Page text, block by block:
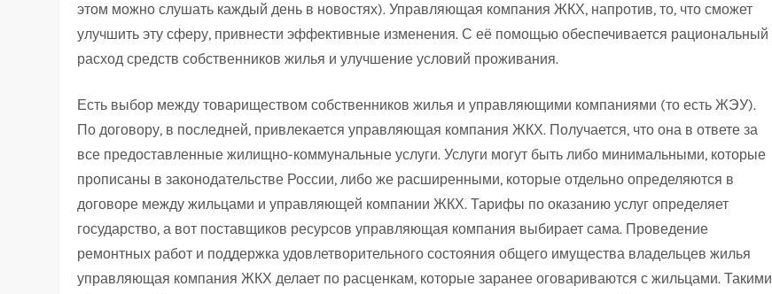
этом можно слушать каждый день в новостях). Управляющая компания ЖКХ, напротив, то, что сможет
улучшить эту сферу, привнести эффективные изменения. С её помощью обеспечивается рациональный
расход средств собственников жилья и улучшение условий проживания.
Есть выбор между товариществом собственников жилья и управляющими компаниями (то есть ЖЭУ).
По договору, в последней, привлекается управляющая компания ЖКХ. Получается, что она в ответе за
все предоставленные жилищно-коммунальные услуги. Услуги могут быть либо минимальными, которые
прописаны в законодательстве России, либо же расширенными, которые отдельно определяются в
договоре между жильцами и управляющей компании ЖКХ. Тарифы по оказанию услуг определяет
государство, а вот поставщиков ресурсов управляющая компания выбирает сама. Проведение
ремонтных работ и поддержка удовлетворительного состояния общего имущества владельцев жилья
управляющая компания ЖКХ делает по расценкам, которые заранее оговариваются с жильцами. Такими